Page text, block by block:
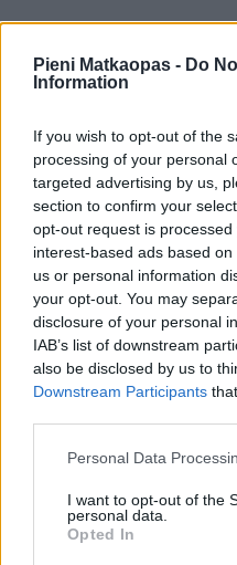
Pieni Matkaopas - Do
Information
If you wish to opt-out of the
processing of your personal
targeted advertising by us,
section to confirm your
opt-out request is
interest-based ads based
us or personal information
your opt-out. You may
disclosure of your personal
IAB’s list of downstream
also be disclosed by us to
Downstream Participants
Personal Data
I want to opt-out of the
personal data.
Opted In
Gibraltar Gran Canaria
Haag Hammamet Hania
Helsingborg
Hong Kong
Honolulu
Innsbruck Izmir
Jönköping